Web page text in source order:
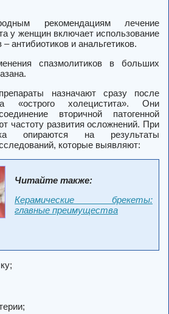
рекомендациям лечение
у женщин включает использование
антибиотиков и анальгетиков.
спазмолитиков в больших
назначают сразу после
«острого холецистита». Они
вторичной патогенной
частоту развития осложнений. При
опираются на результаты
которые выявляют:
Читайте также:
Керамические брекеты:
главные преимущества